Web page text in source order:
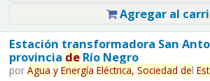
Agregar al
Estación transformadora San
provincia deRío Negro
por Agua y Energía Eléctrica, Sociedad del